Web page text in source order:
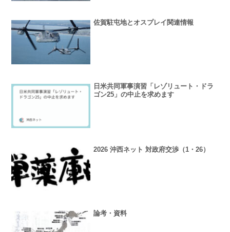
佐賀駐屯地とオスプレイ関連情報
日米共同軍事演習「レゾリュート・ドラ
ゴン25」の中止を求めます
2026 沖西ネット 対政府交渉（1・26）
論考・資料